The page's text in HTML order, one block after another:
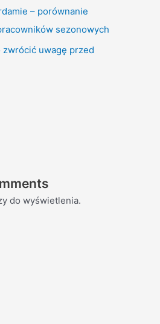
– porównanie
sezonowych
zwrócić uwagę przed
do wyświetlenia.